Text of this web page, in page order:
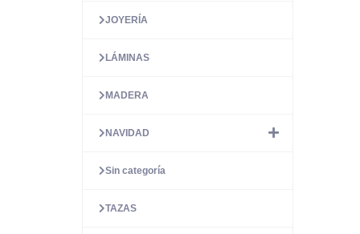
JOYERÍA
LÁMINAS
MADERA
NAVIDAD
Sin categoría
TAZAS